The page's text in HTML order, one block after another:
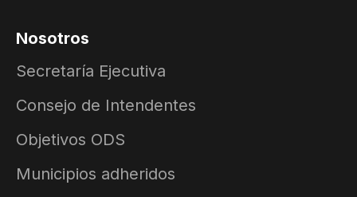
Nosotros
Secretaría Ejecutiva
Consejo de Intendentes
Objetivos ODS
Municipios adheridos